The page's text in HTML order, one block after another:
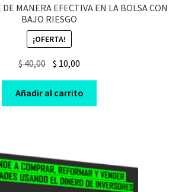
MANERA EFECTIVA EN LA BOLSA CON
BAJO RIESGO
¡OFERTA!
$40,00 Original
was:
$ 40,00.
$ 10,00
is:
$ 10,00.
Añadir al carrito